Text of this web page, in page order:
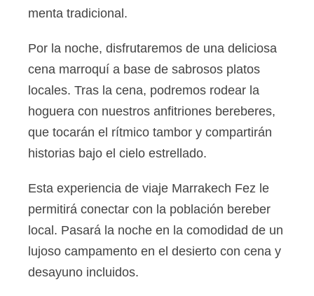
menta tradicional.
Por la noche, disfrutaremos de una deliciosa
cena marroquí a base de sabrosos platos
locales. Tras la cena, podremos rodear la
hoguera con nuestros anfitriones bereberes,
que tocarán el rítmico tambor y compartirán
historias bajo el cielo estrellado.
Esta experiencia de viaje Marrakech Fez le
permitirá conectar con la población bereber
local. Pasará la noche en la comodidad de un
lujoso campamento en el desierto con cena y
desayuno incluidos.